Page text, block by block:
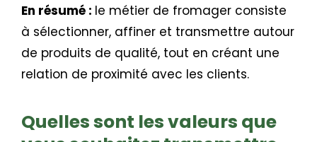
En résumé : le métier de fromager consiste
à sélectionner, affiner et transmettre autour
de produits de qualité, tout en créant une
relation de proximité avec les clients.
Quelles sont les valeurs que